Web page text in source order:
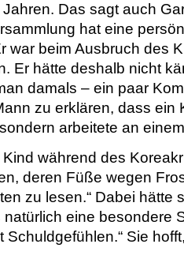
Das sagt auch
hat eine
war beim Ausbruch des
Er hätte deshalb nicht
damals – ein paar
zu erklären, dass ein
arbeitete an
während des
deren Füße wegen
zu lesen.“ Dabei
natürlich eine besondere
Schuldgefühlen.“ Sie